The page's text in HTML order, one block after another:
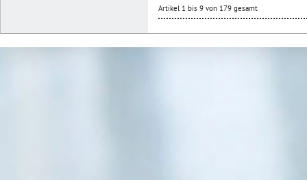
Artikel 1 bis 9 von 179 gesamt